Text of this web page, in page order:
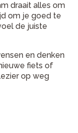
draait alles om
om je goed te
de juiste
en denken
fiets of
op weg